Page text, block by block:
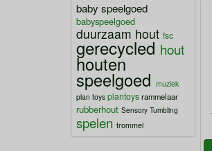
baby speelgoed
babyspeelgoed
duurzaam hout fsc
gerecycled hout
houten
speelgoed muziek
plan toys plantoysrammelaar
rubberhout Sensory Tumbling
spelen trommel